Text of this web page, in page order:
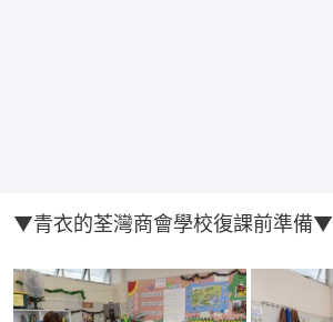
▼青衣的荃灣商會學校復課前準備▼